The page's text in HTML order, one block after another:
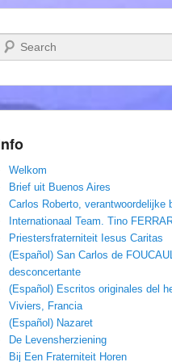
Zoeken
Welkom
Brief uit Buenos Aires
Carlos Roberto, verantwoordelijke
Internationaal Team. Tino
Priestersfraterniteit Iesus Caritas
(Español) San Carlos de
desconcertante
(Español) Escritos originales del
Viviers, Francia
(Español) Nazaret
De Levensherziening
Bij Een Fraterniteit Horen